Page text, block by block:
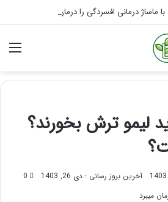
ماساژ درمانی افسردگی را درمان کنید!
لیمو ترش بخورند؟
آخرین بروز رسانی : دی 26, 1403
0